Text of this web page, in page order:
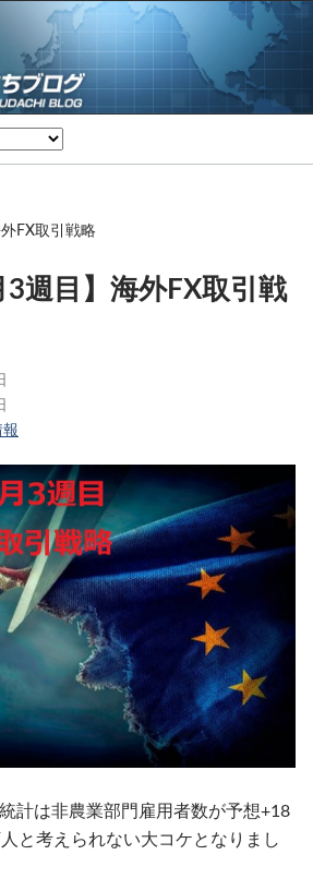
FX取引戦略
3週目】海外FX取引戦
計は非農業部門雇用者数が予想+18
と考えられない大コケとなりまし